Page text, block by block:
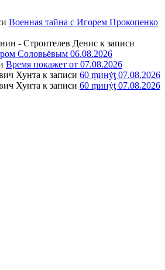
Военная тайна с Игорем Прокопенко
- Строителев Денис к записи
Соловьёвым 06.08.2026
Время покажет от 07.08.2026
Хунта к записи 60 ṃинẏƫ 07.08.2026
Хунта к записи 60 ṃинẏƫ 07.08.2026